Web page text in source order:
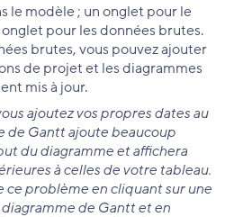
le modèle ; un onglet pour le
pour les données brutes.
brutes, vous pouvez ajouter
de projet et les diagrammes
mis à jour.
ajoutez vos propres dates au
de Gantt ajoute beaucoup
du diagramme et affichera
à celles de votre tableau.
ce problème en cliquant sur une
de Gantt et en